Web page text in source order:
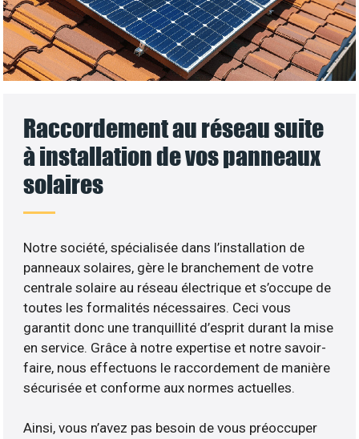
Raccordement au réseau suite
à installation de vos panneaux
solaires
Notre société, spécialisée dans l’installation de
panneaux solaires, gère le branchement de votre
centrale solaire au réseau électrique et s’occupe de
toutes les formalités nécessaires. Ceci vous
garantit donc une tranquillité d’esprit durant la mise
en service. Grâce à notre expertise et notre savoir-
faire, nous effectuons le raccordement de manière
sécurisée et conforme aux normes actuelles.
Ainsi, vous n’avez pas besoin de vous préoccuper